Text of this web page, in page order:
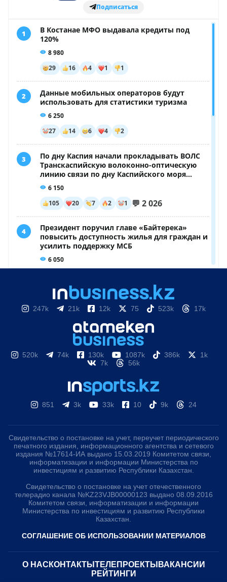
247k 21k 12k 75 523k 17k
520k 74k 130k 1087k 386k
1k
7k
56k
851 3k 33k 10 9k 24
Свидетельство о постановке на учет, переучет периодического
печатного издания, информационного агентства и сетевого
издания №17614-ИА выдано 15.03.2019 Комитетом связи,
информатизации и информации Министерства по
инвестициям и развитию Республики Казахстан.
Свидетельство о постановке на учет отечественного
телерадио канала №KZ23VJB00000123 выдано 08.09.2016
Комитетом связи, информатизации и информации
Министерства по инвестициям и развитию Республики
Казахстан.
СОГЛАШЕНИЕ ОБ ИСПОЛЬЗОВАНИИ МАТЕРИАЛОВ
О НАС КОНТАКТЫ ТЕЛЕПРОЕКТЫ ВАКАНСИИ
РЕЙТИНГИ